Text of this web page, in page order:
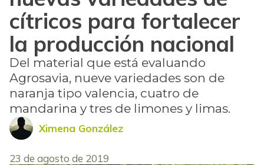
cítricos para fortalecer
la producción nacional
Del material que está evaluando
Agrosavia, nueve variedades son de
naranja tipo valencia, cuatro de
mandarina y tres de limones y limas.
Ximena González
23 de agosto de 2019